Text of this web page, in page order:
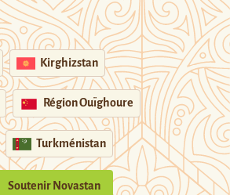
Kirghizstan
Région Ouïghoure
Turkménistan
Soutenir Novastan